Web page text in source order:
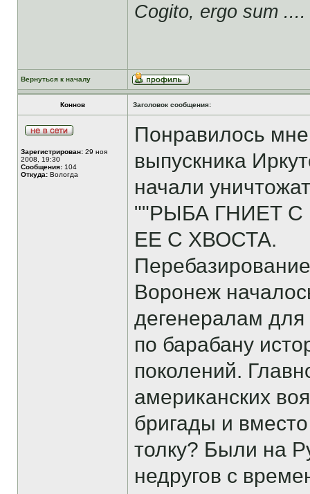
Cogito, ergo sum ....
Вернуться к началу
Коннов Заголовок сообщения:
Зарегистрирован: 29 ноя
2008, 19:30
Сообщения: 104
Откуда: Вологда
Понравилось
выпускника
начали
""РЫБА ГНИЕТ
ЕЕ С ХВОСТА.
Воронеж
дегенералам для
по барабану
поколений.
американских
бригады и
толку? Были на
недругов с